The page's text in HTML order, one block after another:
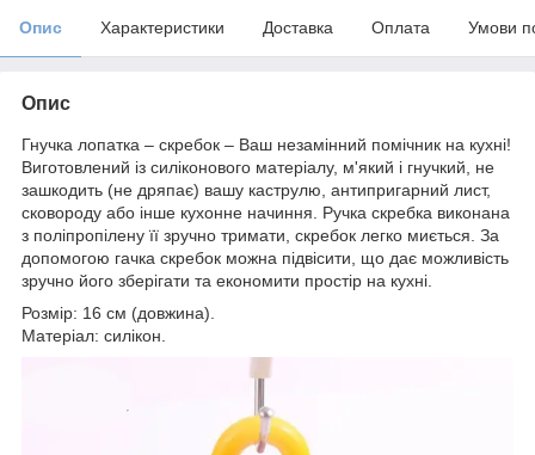
Опис Характеристики Доставка Оплата Умови
Опис
Гнучка лопатка – скребок – Ваш незамінний помічник на кухні!
Виготовлений із силіконового матеріалу, м'який і гнучкий, не
зашкодить (не дряпає) вашу каструлю, антипригарний лист,
сковороду або інше кухонне начиння. Ручка скребка виконана
з поліпропілену її зручно тримати, скребок легко миється. За
допомогою гачка скребок можна підвісити, що дає можливість
зручно його зберігати та економити простір на кухні.
Розмір: 16 см (довжина).
Матеріал: силікон.